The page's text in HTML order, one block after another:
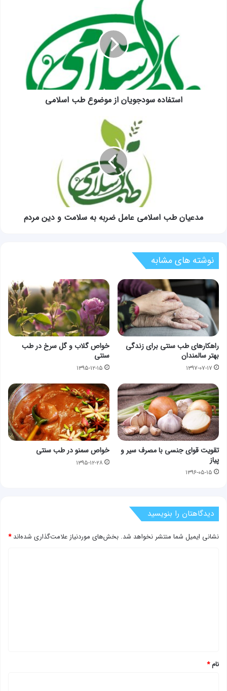
استفاده سودجویان از موضوع طب اسلامی
مدعیان طب اسلامی عامل ضربه به سلامت و دین مردم
نوشته های مشابه
راهکارهای طب سنتی برای زندگی
بهتر سالمندان
۱۳۹۷-۰۷-۱۷
خواص گلاب و گل سرخ در طب
سنتی
۱۳۹۵-۱۲-۱۵
تقویت قوای جنسی با مصرف سیر و
پیاز
۱۳۹۶-۰۵-۱۵
خواص سمنو در طب سنتی
۱۳۹۵-۱۲-۲۸
دیدگاهتان را بنویسید
نشانی ایمیل شما منتشر نخواهد شد. بخش‌های موردنیاز علامت‌گذاری شده‌اند*
نام*